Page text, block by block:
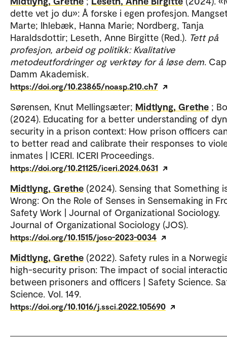
dette vet jo du»: Å forske i egen profesjon.
Marte; Ihlebæk, Hanna Marie; Nordberg, Tanja
Haraldsdottir; Leseth, Anne Birgitte (Red.). Tett på
profesjon, arbeid og politikk: Kvalitative
metodeutfordringer og verktøy for å løse dem .
Damm Akademisk.
https://doi.org/10.23865/noasp.210.ch7
Sørensen, Knut Mellingsæter; Midtlyng, Grethe ;
(2024). Educating for a better understanding of
security in a prison context: How prison officers
to better read and calibrate their responses to
inmates | ICERI. ICERI Proceedings.
https://doi.org/10.21125/iceri.2024.0631
Midtlyng, Grethe (2024). Sensing that Something
Wrong: On the Role of Senses in Sensemaking in
Safety Work | Journal of Organizational Sociology.
Journal of Organizational Sociology (JOS).
https://doi.org/10.1515/joso-2023-0034
Midtlyng, Grethe (2022). Safety rules in a
high-security prison: The impact of social
between prisoners and officers | Safety Science.
Science. Vol. 149.
https://doi.org/10.1016/j.ssci.2022.105690